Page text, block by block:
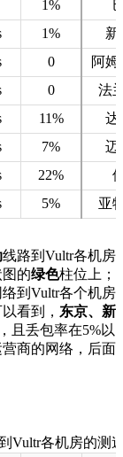
1%
1%
新
0
阿
0
法
11%
达
7%
迈
22%
5% 亚
线路到Vultr各机房
的绿色柱位上；
到Vultr各个机房
看到， 东京、新
且丢包率在5%以
商的网络，后面
Vultr各机房的测